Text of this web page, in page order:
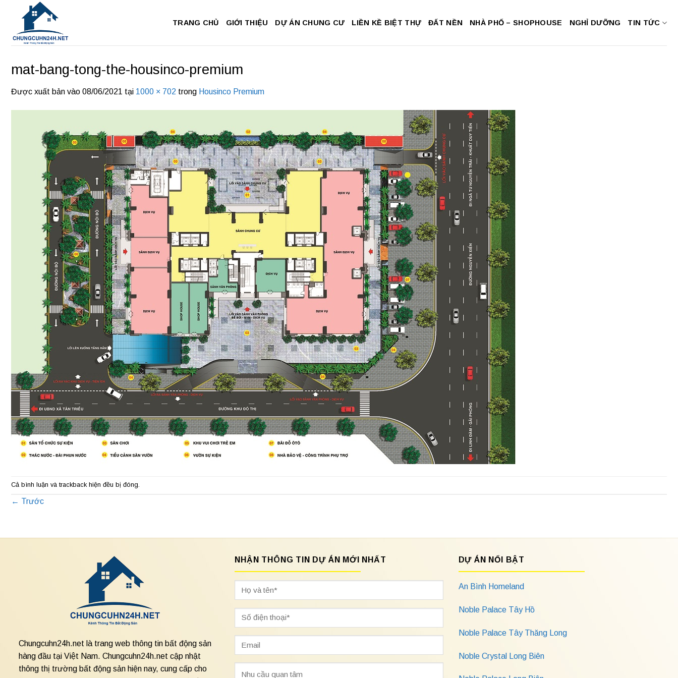
dung
TRANG CHỦ GIỚI THIỆU DỰ ÁN CHUNG CƯ LIỀN KỀ BIỆT THỰ ĐẤT NỀN NHÀ PHỐ – SHOPHOUSE NGHỈ DƯỠNG TIN TỨC
mat-bang-tong-the-housinco-premium
Được xuất bản vào 08/06/2021 tại 1000 × 702 trong Housinco Premium
Cả bình luận và trackback hiện đều bị đóng.
← Trước
Chungcuhn24h.net là trang web thông tin bất động sản
hàng đầu tại Việt Nam. Chungcuhn24h.net cập nhật
thông thị trường bất động sản hiện nay, cung cấp cho
NHẬN THÔNG TIN DỰ ÁN MỚI NHẤT DỰ ÁN NỔI BẬT
An Bình Homeland
Noble Palace Tây Hồ
Noble Palace Tây Thăng Long
Noble Crystal Long Biên